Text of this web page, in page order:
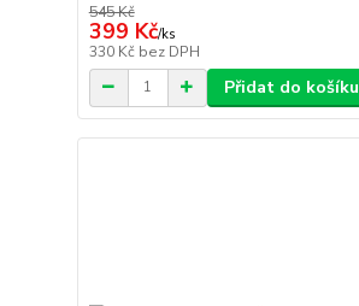
545 Kč
399 Kč/ks
330 Kč bez DPH
Přidat do košíku